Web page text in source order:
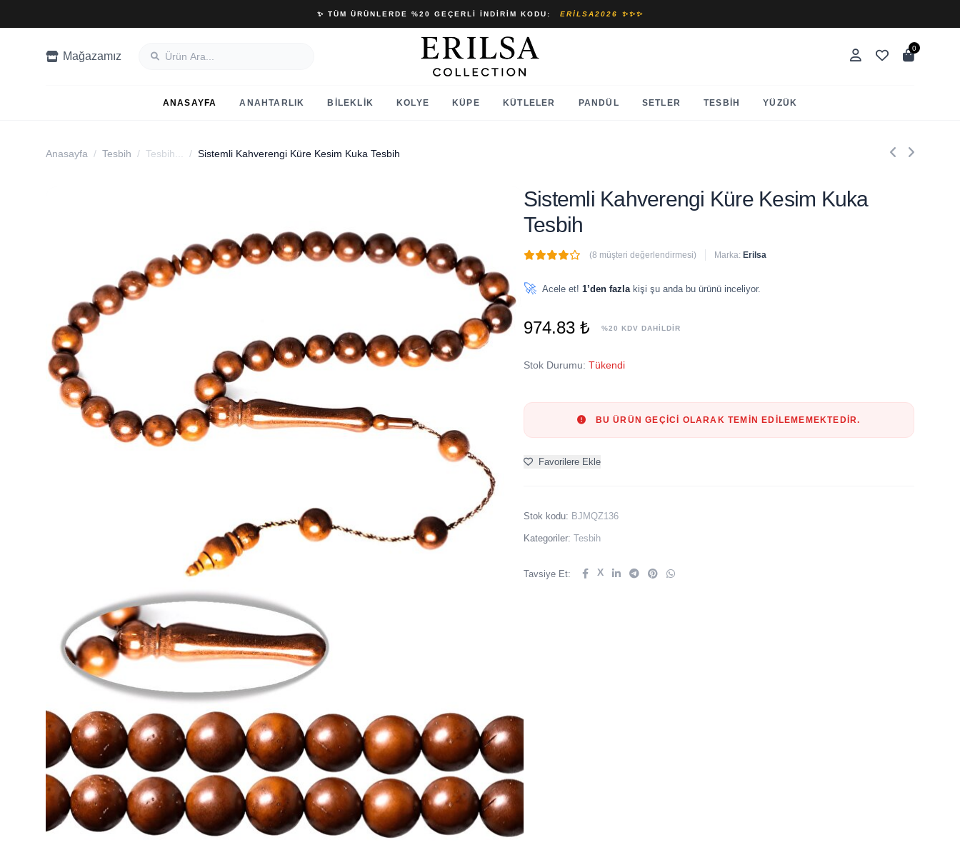
✨ TÜM ÜRÜNLERDE %20 GEÇERLI İNDIRIM KODU: ERILSA2026 ✨✨✨
Mağazamız
0
ANASAYFA ANAHTARLIK BILEKLIK KOLYE KÜPE KÜTLELER PANDÜL SETLER TESBIH YÜZÜK
Anasayfa / Tesbih / Tesbih... / Sistemli Kahverengi Küre Kesim Kuka Tesbih
Sistemli Kahverengi Küre Kesim Kuka
Tesbih
(8 müşteri değerlendirmesi) Marka: Erilsa
🚀 Acele et! 1’den fazlakişi şu anda bu ürünü inceliyor.
974.83 ₺ %20 KDV DAHİLDİR
Stok Durumu: Tükendi
BU ÜRÜN GEÇICI OLARAK TEMIN EDILEMEMEKTEDIR.
Favorilere Ekle
Stok kodu: BJMQZ136
Kategoriler: Tesbih
Tavsiye Et: X